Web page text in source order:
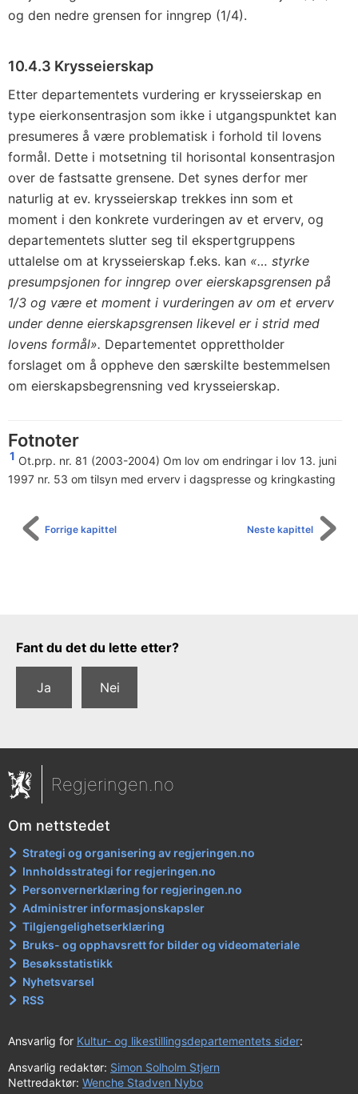
og den nedre grensen for inngrep (1/4).
10.4.3 Krysseierskap
Etter departementets vurdering er krysseierskap en
type eierkonsentrasjon som ikke i utgangspunktet kan
presumeres å være problematisk i forhold til lovens
formål. Dette i motsetning til horisontal konsentrasjon
over de fastsatte grensene. Det synes derfor mer
naturlig at ev. krysseierskap trekkes inn som et
moment i den konkrete vurderingen av et erverv, og
departementets slutter seg til ekspertgruppens
uttalelse om at krysseierskap f.eks. kan «… styrke
presumpsjonen for inngrep over eierskapsgrensen på
1/3 og være et moment i vurderingen av om et erverv
under denne eierskapsgrensen likevel er i strid med
lovens formål». Departementet opprettholder
forslaget om å oppheve den særskilte bestemmelsen
om eierskapsbegrensning ved krysseierskap.
Fotnoter
1 Ot.prp. nr. 81 (2003-2004) Om lov om endringar i lov 13. juni
1997 nr. 53 om tilsyn med erverv i dagspresse og kringkasting
Neste kapittel
Forrige kapittel
Tilbakemeldingsskjema
Fant du det du lette etter?
Ja Nei
Regjeringen.no
Om nettstedet
Strategi og organisering av regjeringen.no
Innholdsstrategi for regjeringen.no
Personvernerklæring for regjeringen.no
Administrer informasjonskapsler
Tilgjengelighetserklæring
Bruks- og opphavsrett for bilder og videomateriale
Besøksstatistikk
Nyhetsvarsel
RSS
Ansvarlig for Kultur- og likestillingsdepartementets sider:
Ansvarlig redaktør: Simon Solholm Stjern
Nettredaktør: Wenche Stadven Nybo